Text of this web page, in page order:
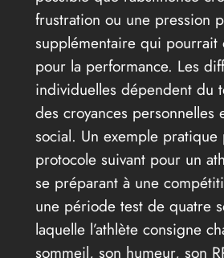
frustration ou une pression
supplémentaire qui
pour la performance. Les
individuelles dépendent du
des croyances personnelles
social. Un exemple
protocole suivant pour un
se préparant à une
une période test de quatre
laquelle l’athlète consigne
sommeil, son humeur, son